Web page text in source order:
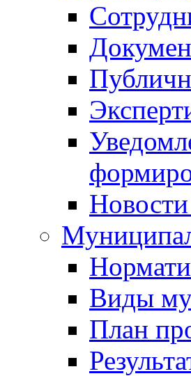
Виды
План